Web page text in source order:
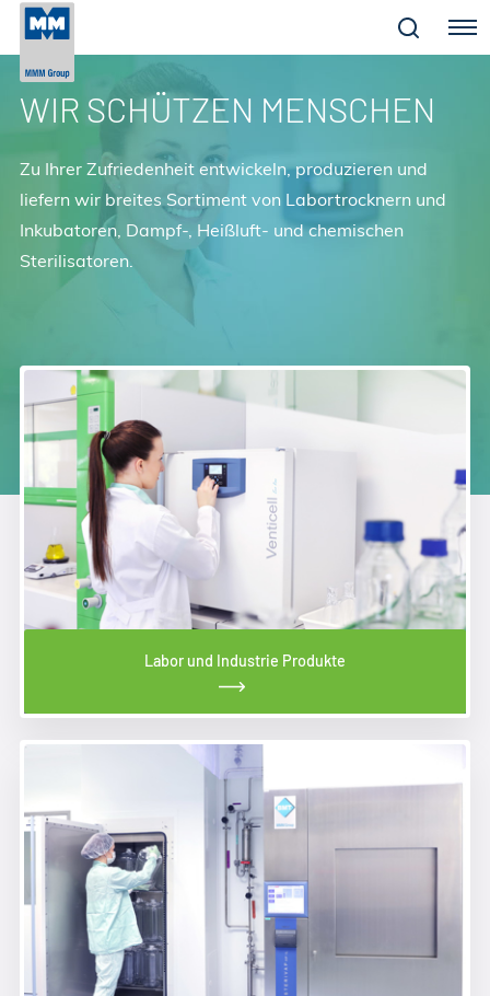
Menu
WIR SCHÜTZEN MENSCHEN
Zu Ihrer Zufriedenheit entwickeln, produzieren und
liefern wir breites Sortiment von Labortrocknern und
Inkubatoren, Dampf-, Heißluft- und chemischen
Sterilisatoren.
Labor und Industrie Produkte